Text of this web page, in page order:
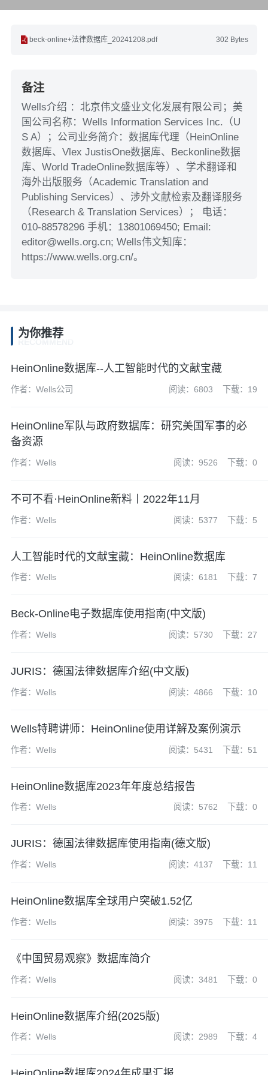
302 Bytes
beck-online+法律数据库_20241208.pdf
备注
Wells介绍 ：北京伟文盛业文化发展有限公司；美
国公司名称：Wells Information Services Inc.（U
S A）；公司业务简介：数据库代理（HeinOnline
数据库、Vlex JustisOne数据库、Beckonline数据
库、World TradeOnline数据库等）、学术翻译和
海外出版服务（Academic Translation and
Publishing Services）、涉外文献检索及翻译服务
（Research & Translation Services）； 电话：
010-88578296 手机：13801069450; Email:
editor@wells.org.cn; Wells伟文知库：
https://www.wells.org.cn/。
为你推荐
HeinOnline数据库--人工智能时代的文献宝藏
作者：Wells公司 阅读：6803 下载：19
HeinOnline军队与政府数据库：研究美国军事的必
备资源
作者：Wells 阅读：9526 下载：0
不可不看·HeinOnline新料丨2022年11月
作者：Wells 阅读：5377 下载：5
人工智能时代的文献宝藏：HeinOnline数据库
作者：Wells 阅读：6181 下载：7
Beck-Online电子数据库使用指南(中文版)
作者：Wells 阅读：5730 下载：27
JURIS：德国法律数据库介绍(中文版)
作者：Wells 阅读：4866 下载：10
Wells特聘讲师：HeinOnline使用详解及案例演示
作者：Wells 阅读：5431 下载：51
HeinOnline数据库2023年年度总结报告
作者：Wells 阅读：5762 下载：0
JURIS：德国法律数据库使用指南(德文版)
作者：Wells 阅读：4137 下载：11
HeinOnline数据库全球用户突破1.52亿
作者：Wells 阅读：3975 下载：11
《中国贸易观察》数据库简介
作者：Wells 阅读：3481 下载：0
HeinOnline数据库介绍(2025版)
作者：Wells 阅读：2989 下载：4